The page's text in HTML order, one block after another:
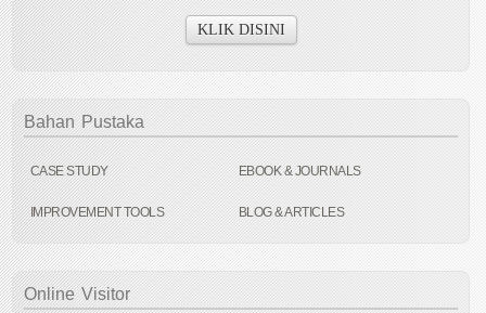
KLIK DISINI
BahanPustaka
CASE STUDY EBOOK & JOURNALS
IMPROVEMENT TOOLS BLOG & ARTICLES
OnlineVisitor